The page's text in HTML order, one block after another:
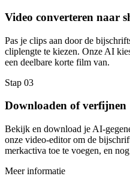
Video converteren naar
Pas je clips aan door de
cliplengte te kiezen. Onze AI
een deelbare korte film van.
Stap 03
Downloaden of verfijnen
Bekijk en download je AI-
onze video-editor om de
merkactiva toe te voegen, en
Meer informatie